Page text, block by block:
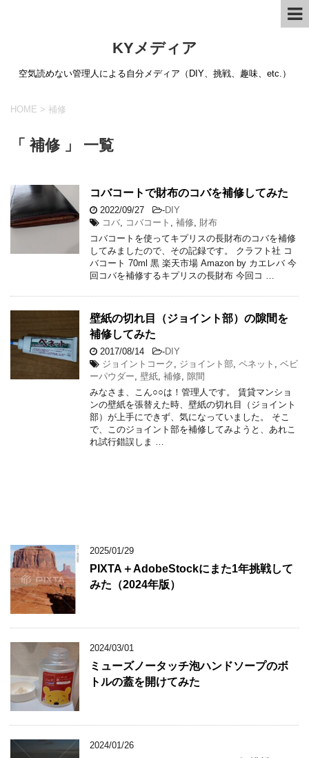
KYメディア
空気読めない管理人による自分メディア（DIY、挑戦、趣味、etc.）
HOME > 補修
「 補修 」 一覧
コバコートで財布のコバを補修してみた
2022/09/27 -DIY
コバ
コバコート 補修
財布
コバコートを使ってキプリスの長財布のコバを補修
してみましたので、その記録です。 クラフト社 コ
バコート 70ml 黒 楽天市場 Amazon by カエレバ 今
回コバを補修するキプリスの長財布 今回コ …
壁紙の切れ目（ジョイント部）の隙間を
補修してみた
2017/08/14 -DIY
ジョイントコーク
ジョイント部 ペネット
ベビ
ーパウダー 壁紙 補修 隙間
みなさま、こん○○は！管理人です。 賃貸マンショ
ンの壁紙を張替えた時、壁紙の切れ目（ジョイント
部）が上手にできず、気になっていました。 そこ
で、このジョイント部を補修してみようと、あれこ
れ試行錯誤しま …
2025/01/29
PIXTA＋AdobeStockにまた1年挑戦して
みた（2024年版）
2024/03/01
ミューズノータッチ泡ハンドソープのボ
トルの蓋を開けてみた
2024/01/26